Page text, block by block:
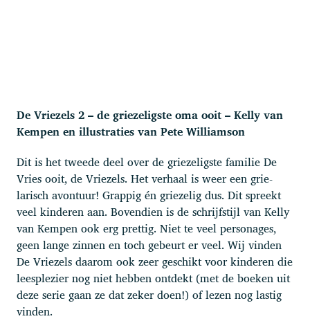
De Vriezels 2 – de griezeligste oma ooit – Kelly van
Kempen en illustraties van Pete Williamson
Dit is het tweede deel over de griezeligste familie De
Vries ooit, de Vriezels. Het verhaal is weer een grie-
larisch avontuur! Grappig én griezelig dus. Dit spreekt
veel kinderen aan. Bovendien is de schrijfstijl van Kelly
van Kempen ook erg prettig. Niet te veel personages,
geen lange zinnen en toch gebeurt er veel. Wij vinden
De Vriezels daarom ook zeer geschikt voor kinderen die
leesplezier nog niet hebben ontdekt (met de boeken uit
deze serie gaan ze dat zeker doen!) of lezen nog lastig
vinden.